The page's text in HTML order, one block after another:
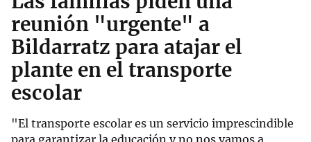
reunión "urgente" a
Bildarratz para atajar el
plante en el transporte
escolar
"El transporte escolar es un servicio imprescindible
para garantizar la educación y no nos vamos a